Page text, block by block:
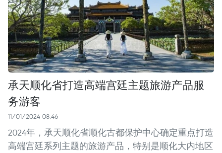
承天顺化省打造高端宫廷主题旅游产品服
务游客
11/01/2024 08:46
2024年，承天顺化省顺化古都保护中心确定重点打造
高端宫廷系列主题的旅游产品，特别是顺化大内地区